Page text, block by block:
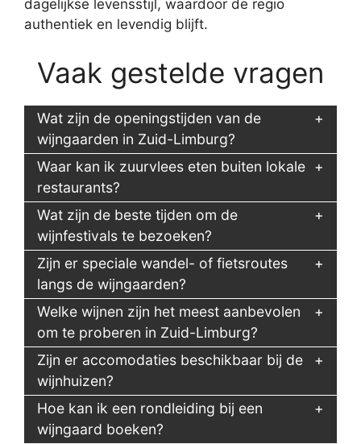
dagelijkse levensstijl, waardoor de regio
authentiek en levendig blijft.
Vaak gestelde vragen
Wat zijn de openingstijden van de
wijngaarden in Zuid-Limburg?
Waar kan ik zuurvlees eten buiten lokale
restaurants?
Wat zijn de beste tijden om de
wijnfestivals te bezoeken?
Zijn er speciale wandel- of fietsroutes
langs de wijngaarden?
Welke wijnen zijn het meest aanbevolen
om te proberen in Zuid-Limburg?
Zijn er accomodaties beschikbaar bij de
wijnhuizen?
Hoe kan ik een rondleiding bij een
wijngaard boeken?